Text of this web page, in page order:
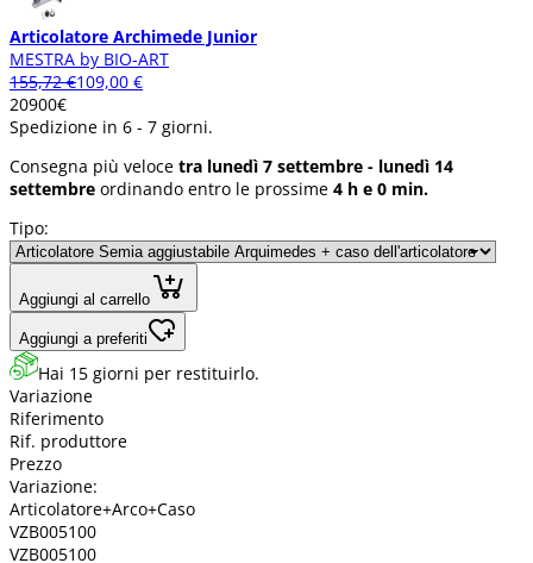
Articolatore Archimede Junior
MESTRA by BIO-ART
155,72 €109,00 €
20900€
Spedizione in 6 - 7 giorni.
Consegna più veloce tra lunedì 7 settembre - lunedì 14
settembre ordinando entro le prossime 4 h e 0 min.
Tipo:
Aggiungi al carrello
Aggiungi a preferiti
Hai 15 giorni per restituirlo.
Variazione
Riferimento
Rif. produttore
Prezzo
Variazione:
Articolatore+Arco+Caso
VZB005100
VZB005100